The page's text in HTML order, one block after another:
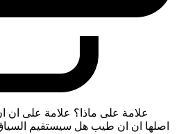
علامة على ماذا؟ علامة على ان
اصلها ان ان طيب هل سيستقيم السياق